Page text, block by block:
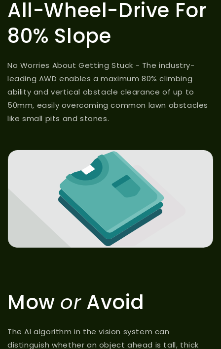
All-Wheel-Drive For
80% Slope
No Worries About Getting Stuck - The industry-
leading AWD enables a maximum 80% climbing
ability and vertical obstacle clearance of up to
50mm, easily overcoming common lawn obstacles
like small pits and stones.
Mow orAvoid
The AI algorithm in the vision system can
distinguish whether an object ahead is tall, thick